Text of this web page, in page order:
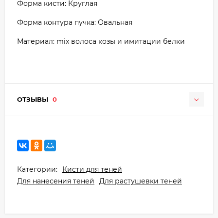
Форма кисти: Круглая
Форма контура пучка: Овальная
Материал: mix волоса козы и имитации белки
ОТЗЫВЫ 0
Категории:
Кисти для теней
Для нанесения теней
Для растушевки теней